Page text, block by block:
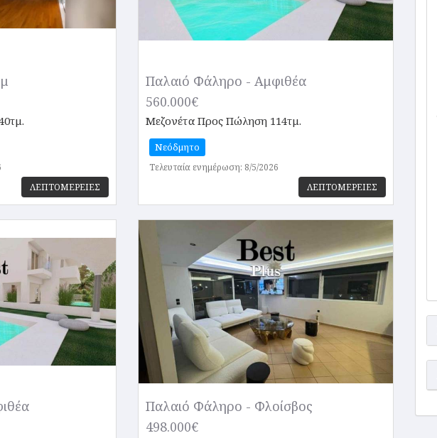
ΛΕΠΤΟΜΕΡΕΙΕΣ
Παλαιό Φάληρο - Αμφιθέα
560.000€
Μεζονέτα Προς Πώληση 114τμ.
Νεόδμητο
Τελευταία ενημέρωση: 8/5/2026
ΛΕΠΤΟΜΕΡΕΙΕΣ
Παλαιό Φάληρο - Φλοίσβος
498.000€